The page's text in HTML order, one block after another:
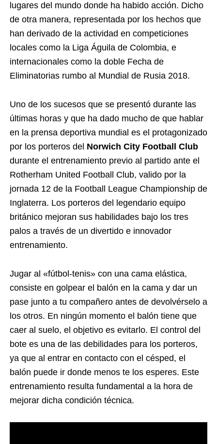
lugares del mundo donde ha habido acción. Dicho
de otra manera, representada por los hechos que
han derivado de la actividad en competiciones
locales como la Liga Águila de Colombia, e
internacionales como la doble Fecha de
Eliminatorias rumbo al Mundial de Rusia 2018.
Uno de los sucesos que se presentó durante las
últimas horas y que ha dado mucho de que hablar
en la prensa deportiva mundial es el protagonizado
por los porteros del Norwich City Football Club
durante el entrenamiento previo al partido ante el
Rotherham United Football Club, valido por la
jornada 12 de la Football League Championship de
Inglaterra. Los porteros del legendario equipo
británico mejoran sus habilidades bajo los tres
palos a través de un divertido e innovador
entrenamiento.
Jugar al «fútbol-tenis» con una cama elástica,
consiste en golpear el balón en la cama y dar un
pase junto a tu compañero antes de devolvérselo a
los otros. En ningún momento el balón tiene que
caer al suelo, el objetivo es evitarlo. El control del
bote es una de las debilidades para los porteros,
ya que al entrar en contacto con el césped, el
balón puede ir donde menos te los esperes. Este
entrenamiento resulta fundamental a la hora de
mejorar dicha condición técnica.